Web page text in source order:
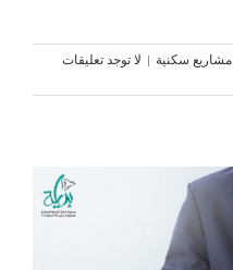
مشاريع سكنية | لا توجد تعليقات